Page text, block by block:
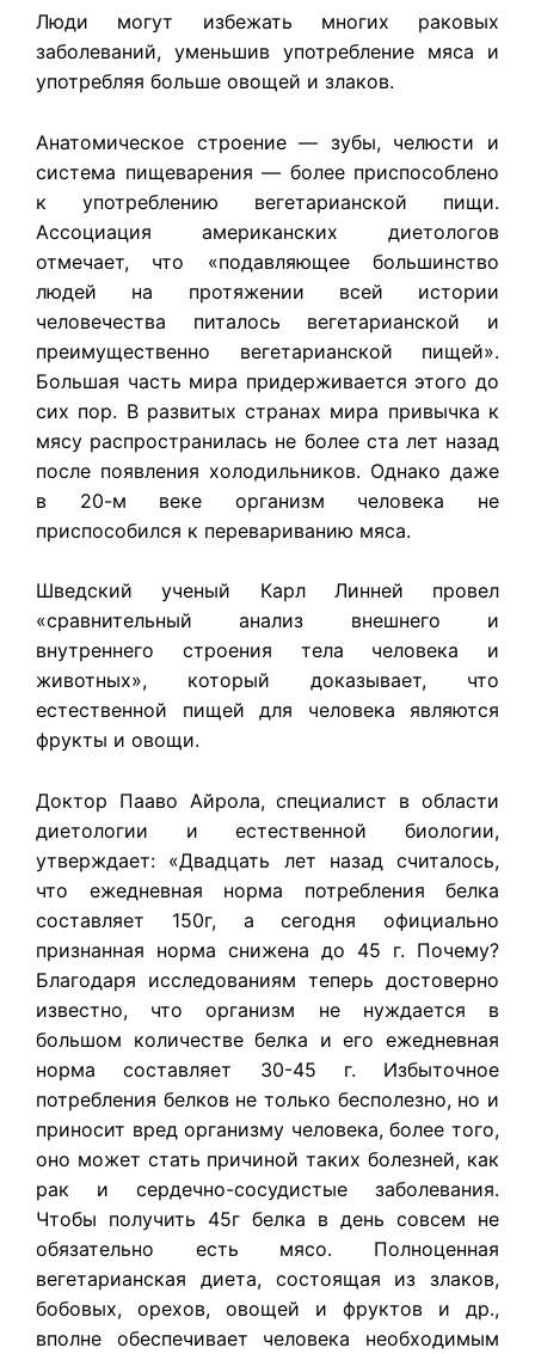
Люди могут избежать многих раковых
заболеваний, уменьшив употребление мяса и
употребляя больше овощей и злаков.
Анатомическое строение — зубы, челюсти и
система пищеварения — более приспособлено
к употреблению вегетарианской пищи.
Ассоциация американских диетологов
отмечает, что «подавляющее большинство
людей на протяжении всей истории
человечества питалось вегетарианской и
преимущественно вегетарианской пищей».
Большая часть мира придерживается этого до
сих пор. В развитых странах мира привычка к
мясу распространилась не более ста лет назад
после появления холодильников. Однако даже
в 20-м веке организм человека не
приспособился к перевариванию мяса.
Шведский ученый Карл Линней провел
«сравнительный анализ внешнего и
внутреннего строения тела человека и
животных», который доказывает, что
естественной пищей для человека являются
фрукты и овощи.
Доктор Пааво Айрола, специалист в области
диетологии и естественной биологии,
утверждает: «Двадцать лет назад считалось,
что ежедневная норма потребления белка
составляет 150г, а сегодня официально
признанная норма снижена до 45 г. Почему?
Благодаря исследованиям теперь достоверно
известно, что организм не нуждается в
большом количестве белка и его ежедневная
норма составляет 30-45 г. Избыточное
потребления белков не только бесполезно, но и
приносит вред организму человека, более того,
оно может стать причиной таких болезней, как
рак и сердечно-сосудистые заболевания.
Чтобы получить 45г белка в день совсем не
обязательно есть мясо. Полноценная
вегетарианская диета, состоящая из злаков,
бобовых, орехов, овощей и фруктов и др.,
вполне обеспечивает человека необходимым